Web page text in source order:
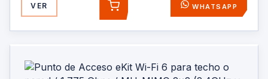
VER AGREGAR WHATSAPP